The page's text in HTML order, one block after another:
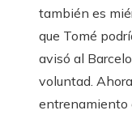
también es
que Tomé
avisó al
voluntad.
entrenamiento